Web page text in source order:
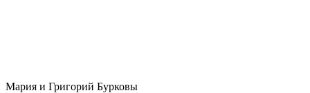
Мария и Григорий Бурковы